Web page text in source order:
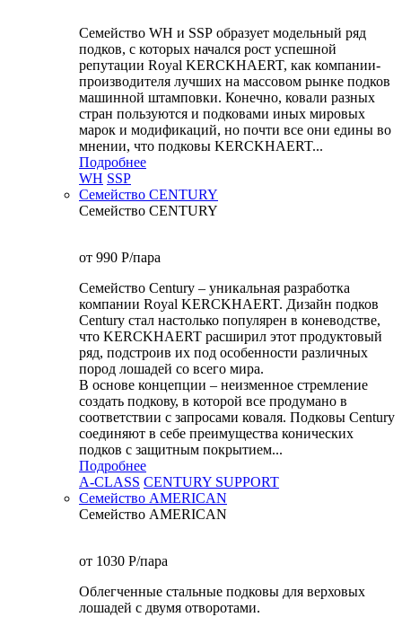
Семейство WH и SSP образует модельный ряд
подков, с которых начался рост успешной
репутации Royal KERCKHAERT, как компании-
производителя лучших на массовом рынке подков
машинной штамповки. Конечно, ковали разных
стран пользуются и подковами иных мировых
марок и модификаций, но почти все они едины во
мнении, что подковы KERCKHAERT...
Подробнее
WH SSP
Семейство CENTURY
Семейство CENTURY
от 990 P/пара
Семейство Century – уникальная разработка
компании Royal KERCKHAERT. Дизайн подков
Century стал настолько популярен в коневодстве,
что KERCKHAERT расширил этот продуктовый
ряд, подстроив их под особенности различных
пород лошадей со всего мира.
В основе концепции – неизменное стремление
создать подкову, в которой все продумано в
соответствии с запросами коваля. Подковы Century
cоединяют в себе преимущества конических
подков с защитным покрытием...
Подробнее
A-CLASS CENTURY SUPPORT
Семейство AMERICAN
Семейство AMERICAN
от 1030 P/пара
Облегченные стальные подковы для верховых
лошадей с двумя отворотами.